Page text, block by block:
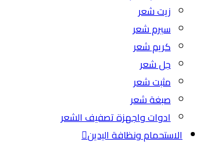
زيت شعر
سيرم شعر
كريم شعر
جل شعر
مثبت شعر
صبغة شعر
ادوات واجهزة تصفيف الشعر
الاستحمام ونظافة اليدين